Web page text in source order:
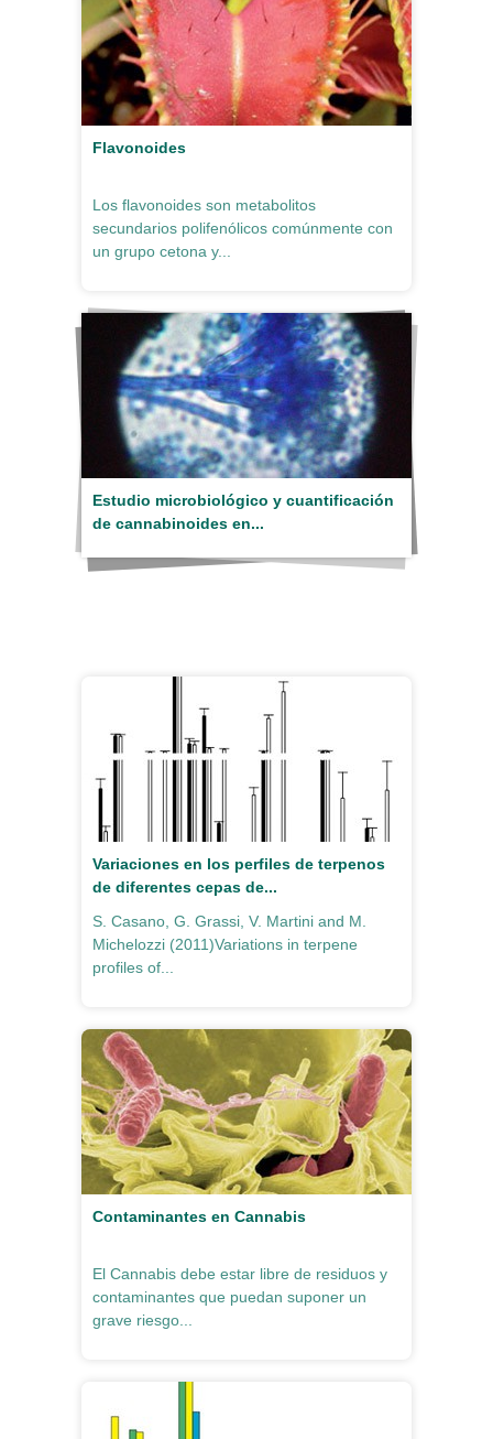
Flavonoides
Los flavonoides son metabolitos
secundarios polifenólicos comúnmente con
un grupo cetona y...
Estudio microbiológico y cuantificación
de cannabinoides en...
Variaciones en los perfiles de terpenos
de diferentes cepas de...
S. Casano, G. Grassi, V. Martini and M.
Michelozzi (2011)Variations in terpene
profiles of...
Contaminantes en Cannabis
El Cannabis debe estar libre de residuos y
contaminantes que puedan suponer un
grave riesgo...